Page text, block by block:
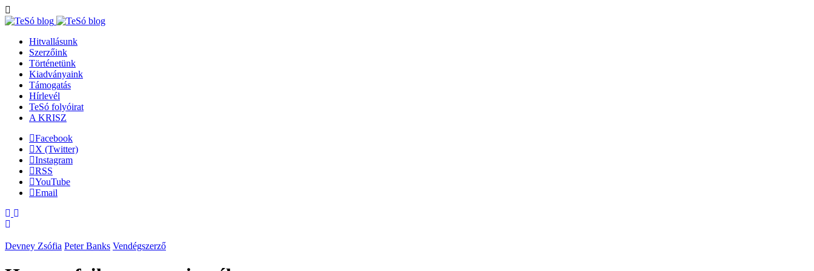
Hitvallásunk
Szerzőink
Történetünk
Kiadványaink
Támogatás
Hírlevél
TeSó folyóirat
A KRISZ
Facebook
X (Twitter)
Instagram
RSS
YouTube
Email
Devney Zsófia Peter Banks Vendégszerző